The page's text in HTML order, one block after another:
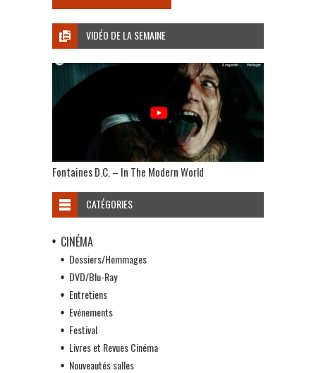
VIDÉO DE LA SEMAINE
Fontaines D.C. – In The Modern World
CATÉGORIES
CINÉMA
Dossiers/Hommages
DVD/Blu-Ray
Entretiens
Evénements
Festival
Livres et Revues Cinéma
Nouveautés salles